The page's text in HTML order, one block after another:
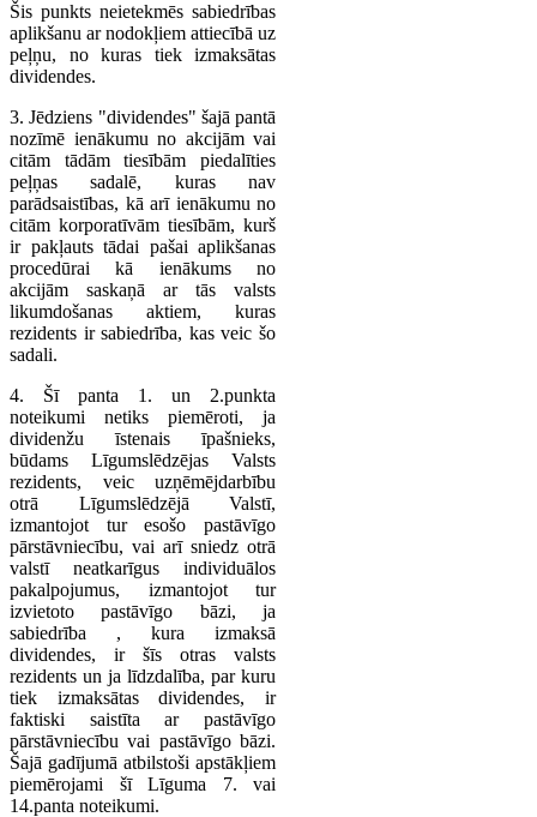
Šis punkts neietekmēs sabiedrības
aplikšanu ar nodokļiem attiecībā uz
peļņu, no kuras tiek izmaksātas
dividendes.
3. Jēdziens "dividendes" šajā pantā
nozīmē ienākumu no akcijām vai
citām tādām tiesībām piedalīties
peļņas sadalē, kuras nav
parādsaistības, kā arī ienākumu no
citām korporatīvām tiesībām, kurš
ir pakļauts tādai pašai aplikšanas
procedūrai kā ienākums no
akcijām saskaņā ar tās valsts
likumdošanas aktiem, kuras
rezidents ir sabiedrība, kas veic šo
sadali.
4. Šī panta 1. un 2.punkta
noteikumi netiks piemēroti, ja
dividenžu īstenais īpašnieks,
būdams Līgumslēdzējas Valsts
rezidents, veic uzņēmējdarbību
otrā Līgumslēdzējā Valstī,
izmantojot tur esošo pastāvīgo
pārstāvniecību, vai arī sniedz otrā
valstī neatkarīgus individuālos
pakalpojumus, izmantojot tur
izvietoto pastāvīgo bāzi, ja
sabiedrība , kura izmaksā
dividendes, ir šīs otras valsts
rezidents un ja līdzdalība, par kuru
tiek izmaksātas dividendes, ir
faktiski saistīta ar pastāvīgo
pārstāvniecību vai pastāvīgo bāzi.
Šajā gadījumā atbilstoši apstākļiem
piemērojami šī Līguma 7. vai
14.panta noteikumi.